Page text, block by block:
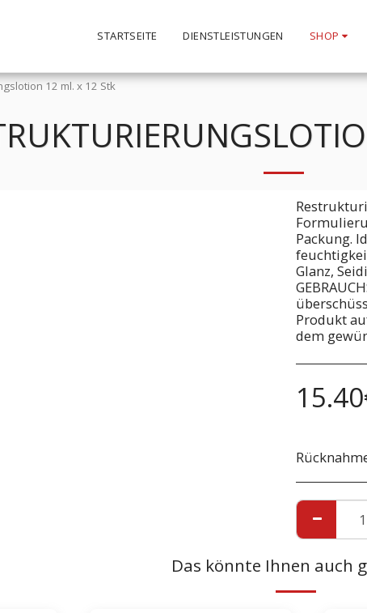
STARTSEITE DIENSTLEISTUNGEN SHOP
12 ml. x 12 Stk
Packung.
Glanz,
Produkt
dem
15.40
Das könnte Ihnen auch